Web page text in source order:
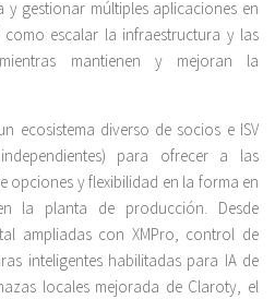
y gestionar múltiples aplicaciones en
escalar la infraestructura y las
mantienen y mejoran la
ecosistema diverso de socios e ISV
para ofrecer a las
opciones y flexibilidad en la forma en
la planta de producción. Desde
ampliadas con XMPro, control de
inteligentes habilitadas para IA de
locales mejorada de Claroty, el